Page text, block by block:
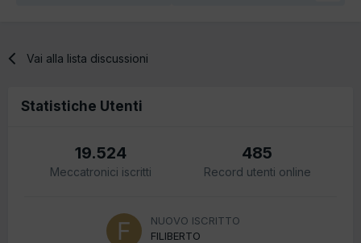
Vai alla lista discussioni
Statistiche Utenti
19.524
Meccatronici iscritti
485
Record utenti online
NUOVO ISCRITTO
FILIBERTO